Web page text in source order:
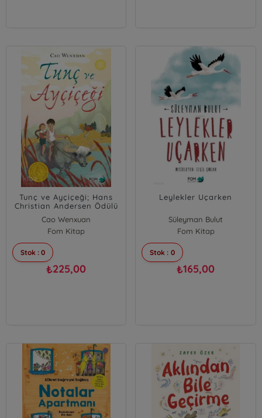
Tunç ve Ayçiçeği; Hans
Christian Andersen Ödülü
Cao Wenxuan
Fom Kitap
Stok : 0
₺225,00
Leylekler Uçarken
Süleyman Bulut
Fom Kitap
Stok : 0
₺165,00